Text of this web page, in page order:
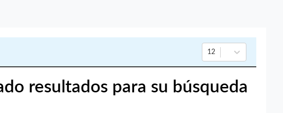
12
resultados para su búsqueda